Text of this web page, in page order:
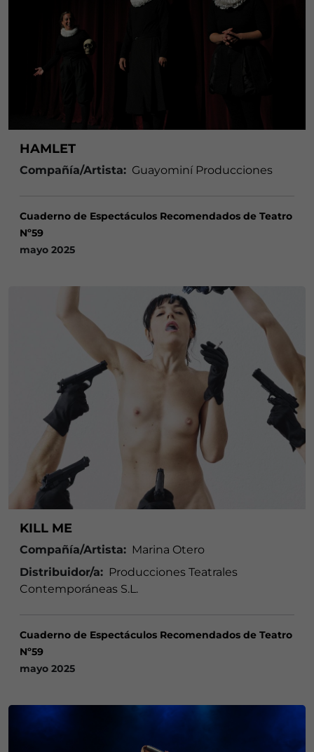
HAMLET
Compañía/Artista: Guayominí Producciones
Cuaderno de Espectáculos Recomendados de Teatro
Nº59
mayo 2025
KILL ME
Compañía/Artista: Marina Otero
Distribuidor/a: Producciones Teatrales
Contemporáneas S.L.
Cuaderno de Espectáculos Recomendados de Teatro
Nº59
mayo 2025